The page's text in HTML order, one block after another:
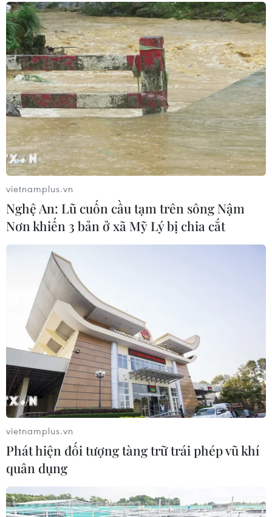
TIN CÙNG CHUYÊN MỤC
EU triển khai mạng vệ tinh riêng,
củng cố chủ quyền số
08/08/2026 04:15
Trung Quốc: E-Town Bắc Kinh
hướng tới trở thành trung tâm AI
toàn cầu năm 2030
08/08/2026 02:11
Việt Nam vượt xa mức trung bình
toàn cầu về ứng dụng AI trong công
việc
07/08/2026 23:38
Naver và NVIDIA tăng tốc xây dựng
“Nhà máy AI,” hướng tới doanh thu
từ năm 2027
vietnamplus.vn
Nghệ An: Lũ cuốn cầu tạm trên sông Nậm
Nơn khiến 3 bản ở xã Mỹ Lý bị chia cắt
vietnamplus.vn
Phát hiện đối tượng tàng trữ trái phép vũ khí
quân dụng